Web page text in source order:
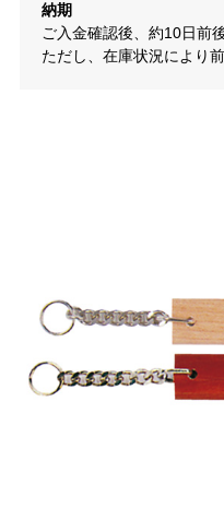
納期
ご入金確認後、約10日前
ただし、在庫状況により